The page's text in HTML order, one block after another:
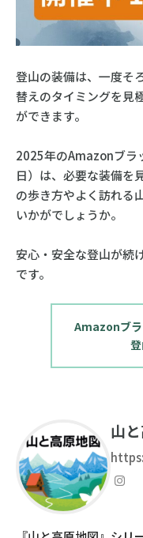
登山の装備は、一度そ
替えのタイミングを見
ができます。
2025年のAmazonブラ
日）は、必要な装備を
の歩き方やよく訪れる
いかがでしょうか。
安心・安全な登山が続
です。
Amazonブラ
山